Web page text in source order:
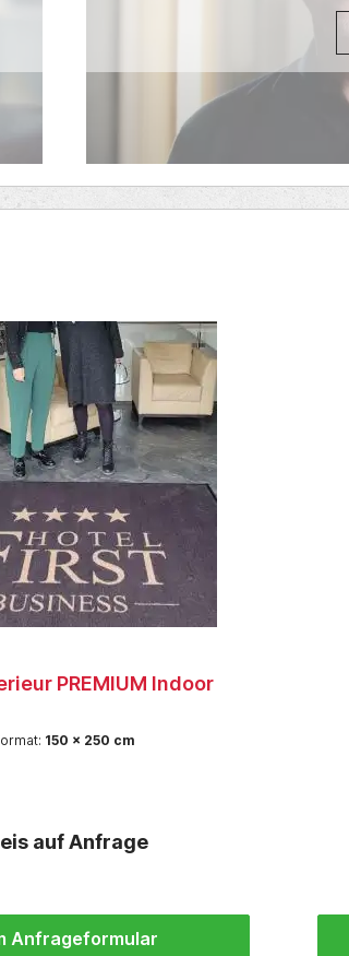
PREMIUM Indoor
150 x 250 cm
auf Anfrage
Anfrageformular